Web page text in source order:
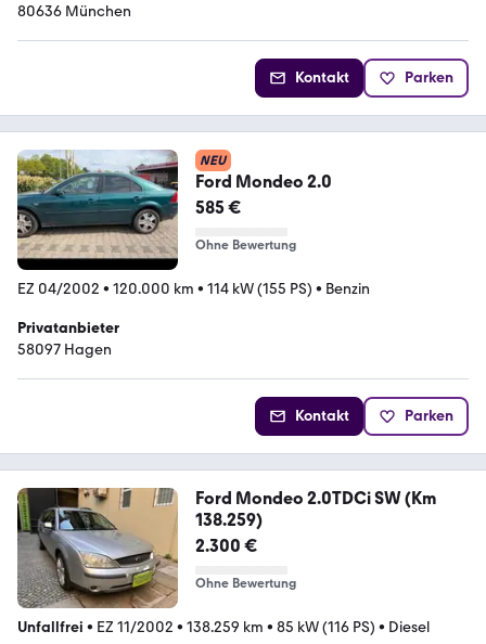
80636 München
Kontakt Parken
NEU
Ford Mondeo 2.0
585 €
Ohne Bewertung
EZ 04/2002 • 120.000 km • 114 kW (155 PS) • Benzin
Privatanbieter
58097 Hagen
Kontakt Parken
Ford Mondeo 2.0TDCi SW (Km
138.259)
2.300 €
Ohne Bewertung
Unfallfrei • EZ 11/2002 • 138.259 km • 85 kW (116 PS) • Diesel